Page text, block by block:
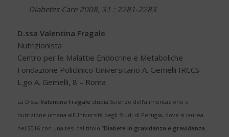
Diabetes Care 2008, 31 : 2281-2283
D.ssa Valentina Fragale
Nutrizionista
Centro per le Malattie Endocrine e Metaboliche
Fondazione Policlinico Universitario A. Gemelli IRCCS
L.go A. Gemelli, 8 – Roma
La D.ssa Valentina Fragale studia Scienze dell’alimentazione e
nutrizione umana all’Università degli Studi di Perugia, dove si laurea
nel 2016 con una tesi dal titolo “Diabete in gravidanza e gravidanza